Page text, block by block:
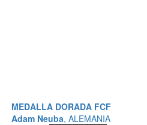
MEDALLA DORADA FCF
Adam Neuba, ALEMANIA